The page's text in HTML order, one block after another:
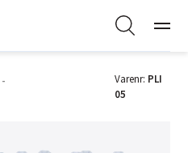
-
Varenr: PLI
05